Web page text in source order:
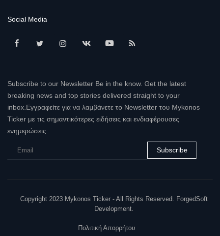
Social Media
Subscribe to our Newsletter Be in the know. Get the latest
breaking news and top stories delivered straight to your
inbox.Εγγραφείτε για να λαμβάνετε το Newsletter του Mykonos
Ticker με τις σημαντικότερες ειδήσεις και ενδιαφέρουσες
ενημερώσεις.
Subscribe
Copyright 2023 Mykonos Ticker - All Rights Reserved. ForgedSoft
Development.
Πολιτική Απορρήτου